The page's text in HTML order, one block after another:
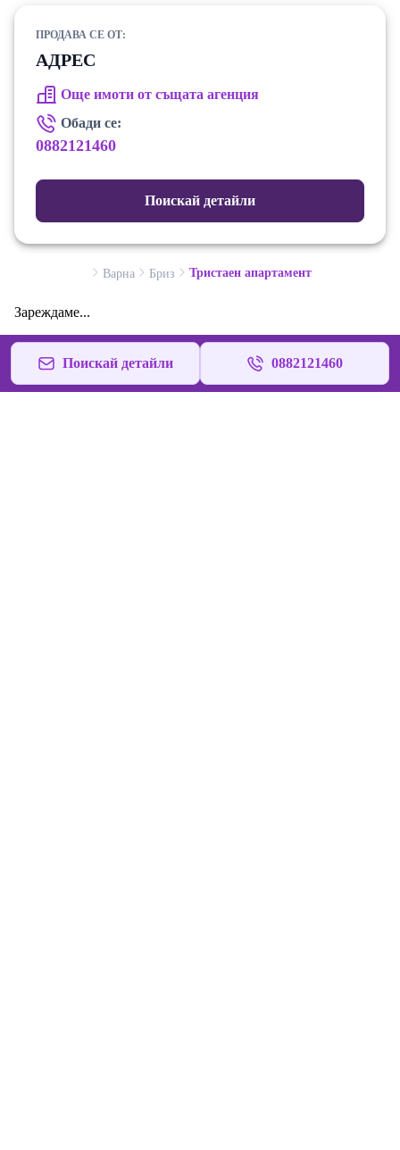
ПРОДАВА СЕ ОТ:
АДРЕС
Още имоти от същата агенция
Обади се:
0882121460
Поискай детайли
Варна Бриз Тристаен апартамент
Зареждаме...
Поискай детайли 0882121460